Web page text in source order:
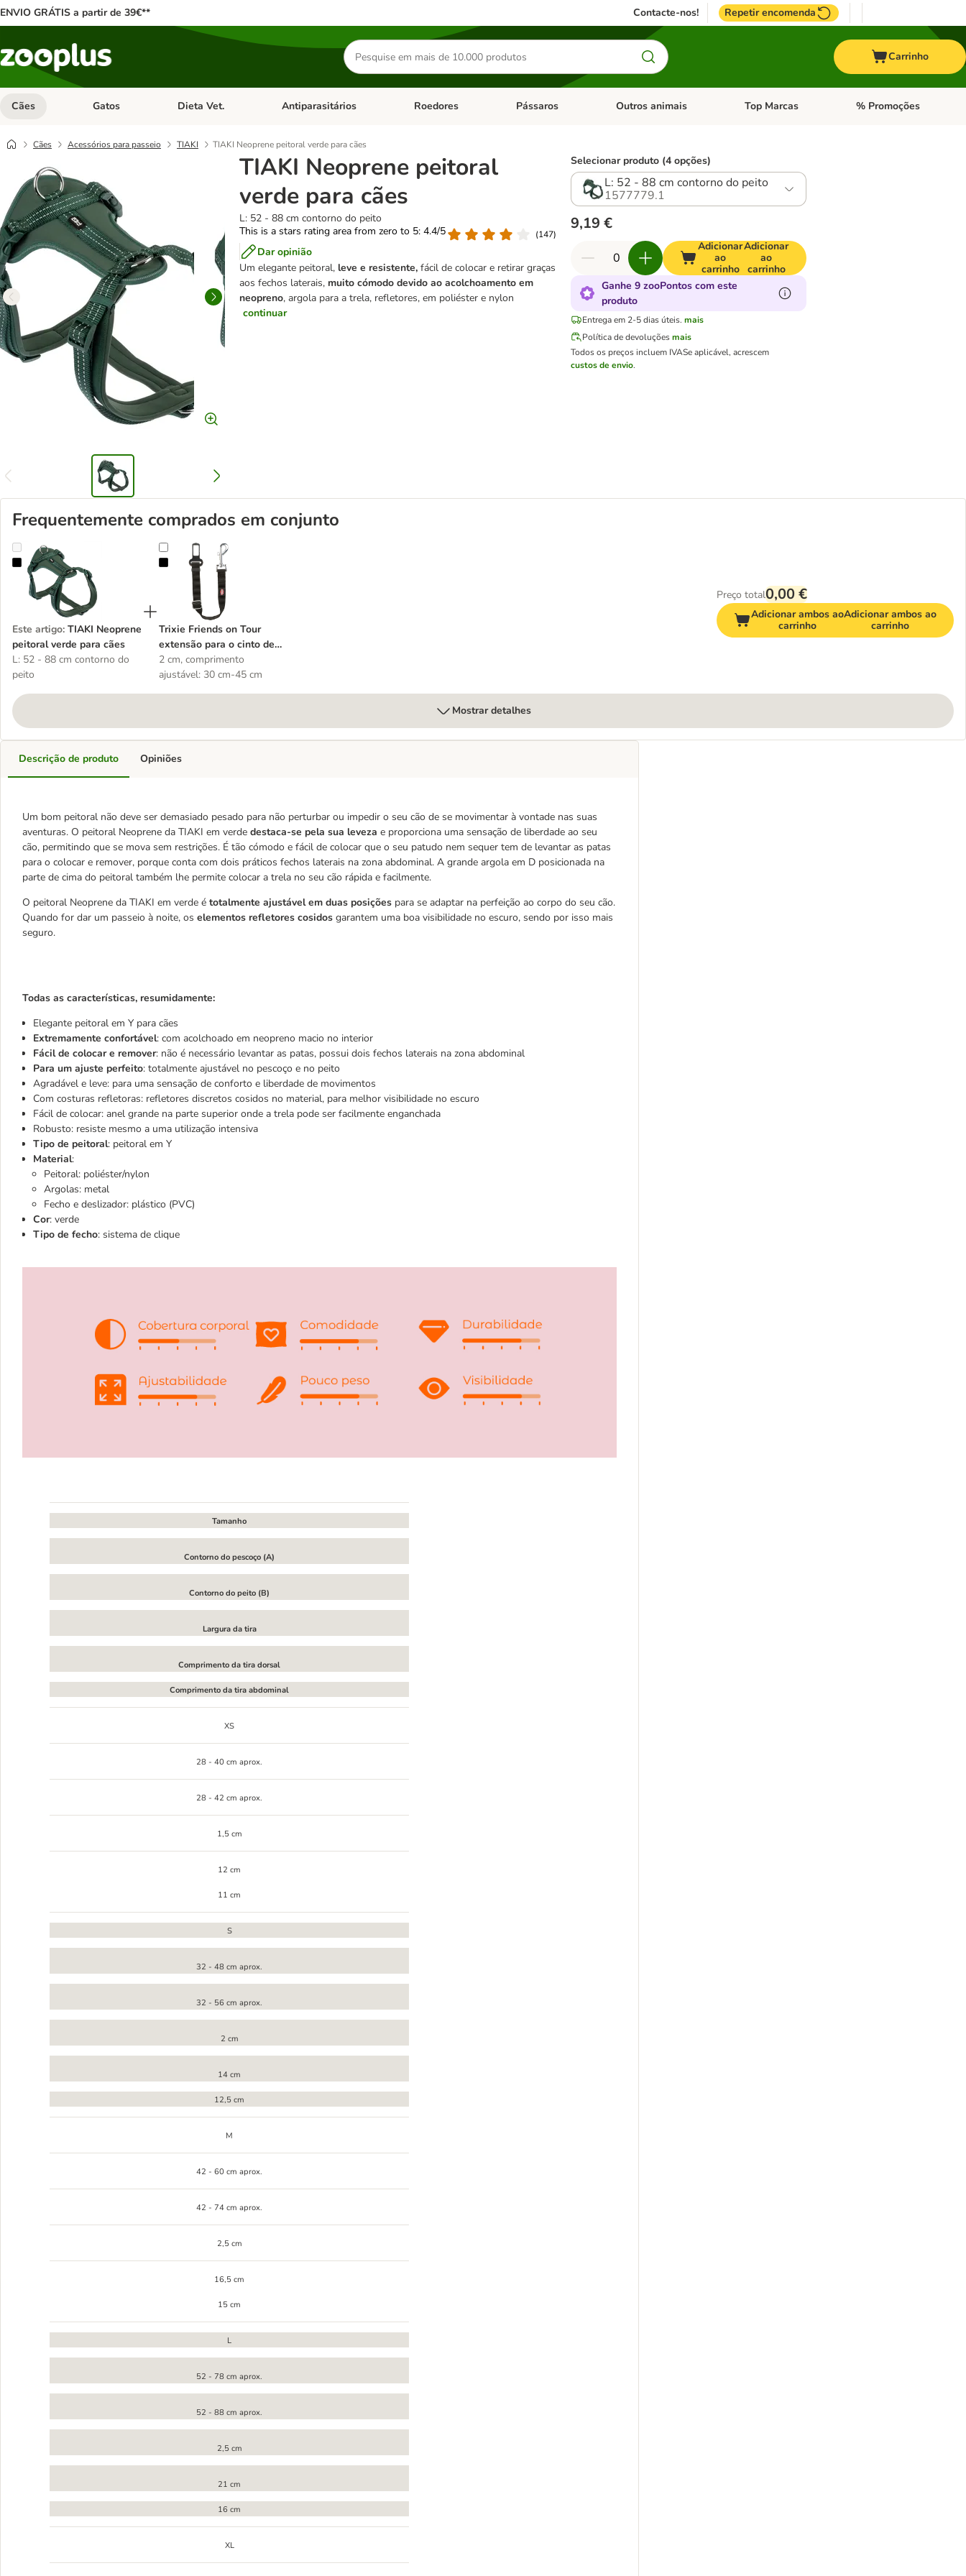
ENVIO GRÁTIS a partir de 39€** Contacte-nos! Repetir encomenda
Pesquisar
produtos
Carrinho
Cães Abrir menu de categoria: Cães
Gatos Abrir menu de categoria: Gatos
Dieta Vet. Abrir menu de categoria: Dieta Vet.
Antiparasitários Abrir menu de categoria: Antiparasitários
Roedores Abrir menu de categoria: Roedores
Pássaros Abrir menu de categoria: Pássaros
Outros animais Abrir menu de categoria: Outros animais
Top Marcas Abrir menu de categoria:
% Promoções
Cães Acessórios para passeio TIAKI TIAKI Neoprene peitoral verde para cães
TIAKI Neoprene peitoral
verde para cães
L: 52 - 88 cm contorno do peito
This is a stars rating area from zero to 5: 4.4/5
(147)
Dar opinião
Um elegante peitoral, leve e resistente, fácil de colocar e retirar graças
aos fechos laterais, muito cómodo devido ao acolchoamento em
neopreno, argola para a trela, refletores, em poliéster e nylon
continuar
Selecionar produto (4 opções)
L: 52 - 88 cm contorno do peito
1577779.1
9,19 €
Adicionar
ao
carrinho
Adicionar
ao
carrinho
Ganhe 9 zooPontos com este
produto
Entrega em 2-5 dias úteis. mais
Política de devoluçõesmais
Todos os preços incluem IVASe aplicável, acrescem
custos de envio.
Frequentemente comprados em conjunto
TIAKI Neoprene peitoral verde para cães
Este artigo: TIAKI Neoprene
peitoral verde para cães
L: 52 - 88 cm contorno do
peito
Trixie Friends on Tour extensão para o cinto de segurança
Trixie Friends on Tour
extensão para o cinto de
segurança
2 cm, comprimento
ajustável: 30 cm-45 cm
Preço total0,00 €
Adicionar ambos ao
carrinho
Adicionar ambos ao
carrinho
Mostrar detalhes
Descrição de produto
Um bom peitoral não deve ser demasiado pesado para não perturbar ou impedir o seu cão de se movimentar à vontade nas suas
aventuras. O peitoral Neoprene da TIAKI em verde destaca-se pela sua leveza e proporciona uma sensação de liberdade ao seu
cão, permitindo que se mova sem restrições. É tão cómodo e fácil de colocar que o seu patudo nem sequer tem de levantar as patas
para o colocar e remover, porque conta com dois práticos fechos laterais na zona abdominal. A grande argola em D posicionada na
parte de cima do peitoral também lhe permite colocar a trela no seu cão rápida e facilmente.
O peitoral Neoprene da TIAKI em verde é totalmente ajustável em duas posições para se adaptar na perfeição ao corpo do seu cão.
Quando for dar um passeio à noite, os elementos refletores cosidos garantem uma boa visibilidade no escuro, sendo por isso mais
seguro.
Todas as características, resumidamente:
Elegante peitoral em Y para cães
Extremamente confortável: com acolchoado em neopreno macio no interior
Fácil de colocar e remover: não é necessário levantar as patas, possui dois fechos laterais na zona abdominal
Para um ajuste perfeito: totalmente ajustável no pescoço e no peito
Agradável e leve: para uma sensação de conforto e liberdade de movimentos
Com costuras refletoras: refletores discretos cosidos no material, para melhor visibilidade no escuro
Fácil de colocar: anel grande na parte superior onde a trela pode ser facilmente enganchada
Robusto: resiste mesmo a uma utilização intensiva
Tipo de peitoral: peitoral em Y
Material:
Peitoral: poliéster/nylon
Argolas: metal
Fecho e deslizador: plástico (PVC)
Cor: verde
Tipo de fecho: sistema de clique
Tamanho
Contorno do pescoço (A)
Contorno do peito (B)
Largura da tira
Comprimento da tira dorsal
Comprimento da tira abdominal
XS
28 - 40 cm aprox.
28 - 42 cm aprox.
1,5 cm
12 cm
11 cm
S
32 - 48 cm aprox.
32 - 56 cm aprox.
2 cm
14 cm
12,5 cm
M
42 - 60 cm aprox.
42 - 74 cm aprox.
2,5 cm
16,5 cm
15 cm
L
52 - 78 cm aprox.
52 - 88 cm aprox.
2,5 cm
21 cm
16 cm
XL
Opiniões